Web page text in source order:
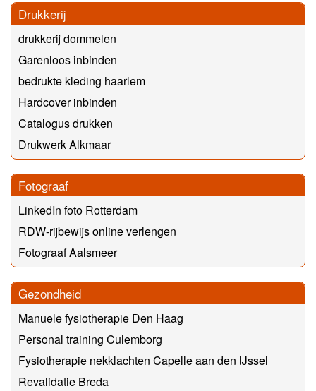
Drukkerij
drukkerij dommelen
Garenloos inbinden
bedrukte kleding haarlem
Hardcover inbinden
Catalogus drukken
Drukwerk Alkmaar
Fotograaf
LinkedIn foto Rotterdam
RDW-rijbewijs online verlengen
Fotograaf Aalsmeer
Gezondheid
Manuele fysiotherapie Den Haag
Personal training Culemborg
Fysiotherapie nekklachten Capelle aan den IJssel
Revalidatie Breda